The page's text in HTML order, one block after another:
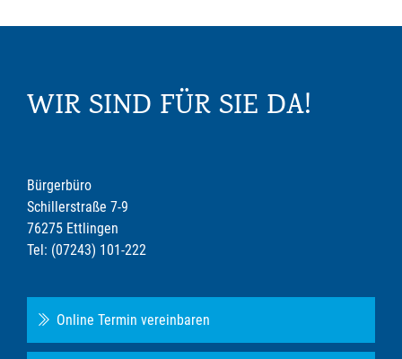
WIR SIND FÜR SIE DA!
Bürgerbüro
Schillerstraße 7-9
76275 Ettlingen
Tel: (07243) 101-222
Online Termin vereinbaren